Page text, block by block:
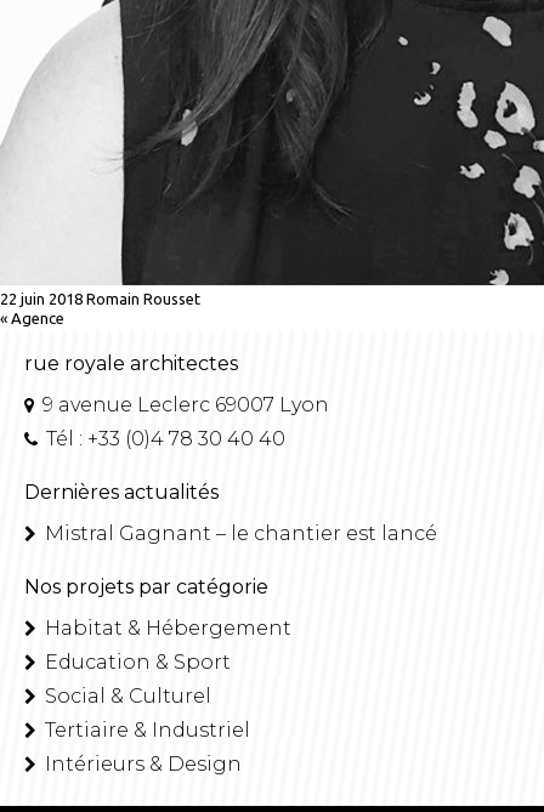
22 juin 2018 Romain Rousset
« Agence
rue royale architectes
9 avenue Leclerc 69007 Lyon
Tél : +33 (0)4 78 30 40 40
Dernières actualités
Mistral Gagnant – le chantier est lancé
Nos projets par catégorie
Habitat & Hébergement
Education & Sport
Social & Culturel
Tertiaire & Industriel
Intérieurs & Design